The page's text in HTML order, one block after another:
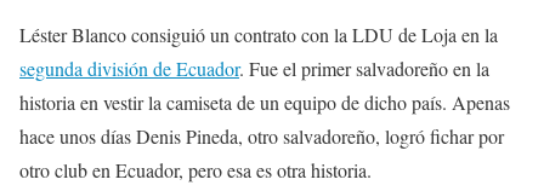
Léster Blanco consiguió un contrato con la LDU de Loja en la
segunda división de Ecuador. Fue el primer salvadoreño en la
historia en vestir la camiseta de un equipo de dicho país. Apenas
hace unos días Denis Pineda, otro salvadoreño, logró fichar por
otro club en Ecuador, pero esa es otra historia.